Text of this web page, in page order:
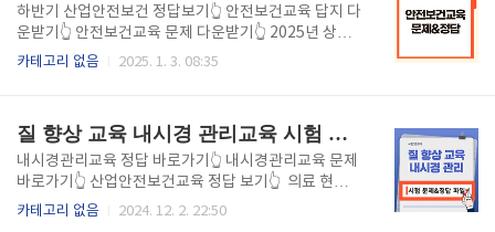
자의 경우 금액 변경 모두 앱으로 간편 변경이 가능하니
서둘러 확인하세요!
하반기 산업안전보건 정답보기👆 안전보건교육 답지 다
운받기👆 안전보건교육 문제 다운받기👆 2025년 상반
기 하반기 산업 안전보건교육에 참여하시느라 정말 수
안전보건교육 문제와 정답을 다운로드해 빠르게 확인
하세요! CTRL + F (찾기) 기능을 활용하면 원하는 문제
와 정답을 손쉽게 찾아볼 수 있습니다. 시험을 마치고
합격의 기쁨을 누리며 여유로운 시간을 보내시길 바랍
니다
카테고리 없음 2025. 1. 3. 08:35
질 향상 교육 내시경 관리교육 시험 정답 바로가기
내시경관리교육 정답 바로가기👆 내시경관리교육 문제
바로가기👆 산업안전보건교육 정답 보기👆 의료 현장
에서 내시경 관리와 감염 예방은 환자 안전의 핵심입니
카테고리 없음 2024. 12. 2. 22:50